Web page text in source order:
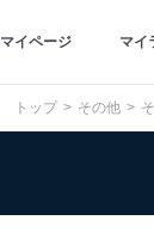
マイページ マイ
トップ その他